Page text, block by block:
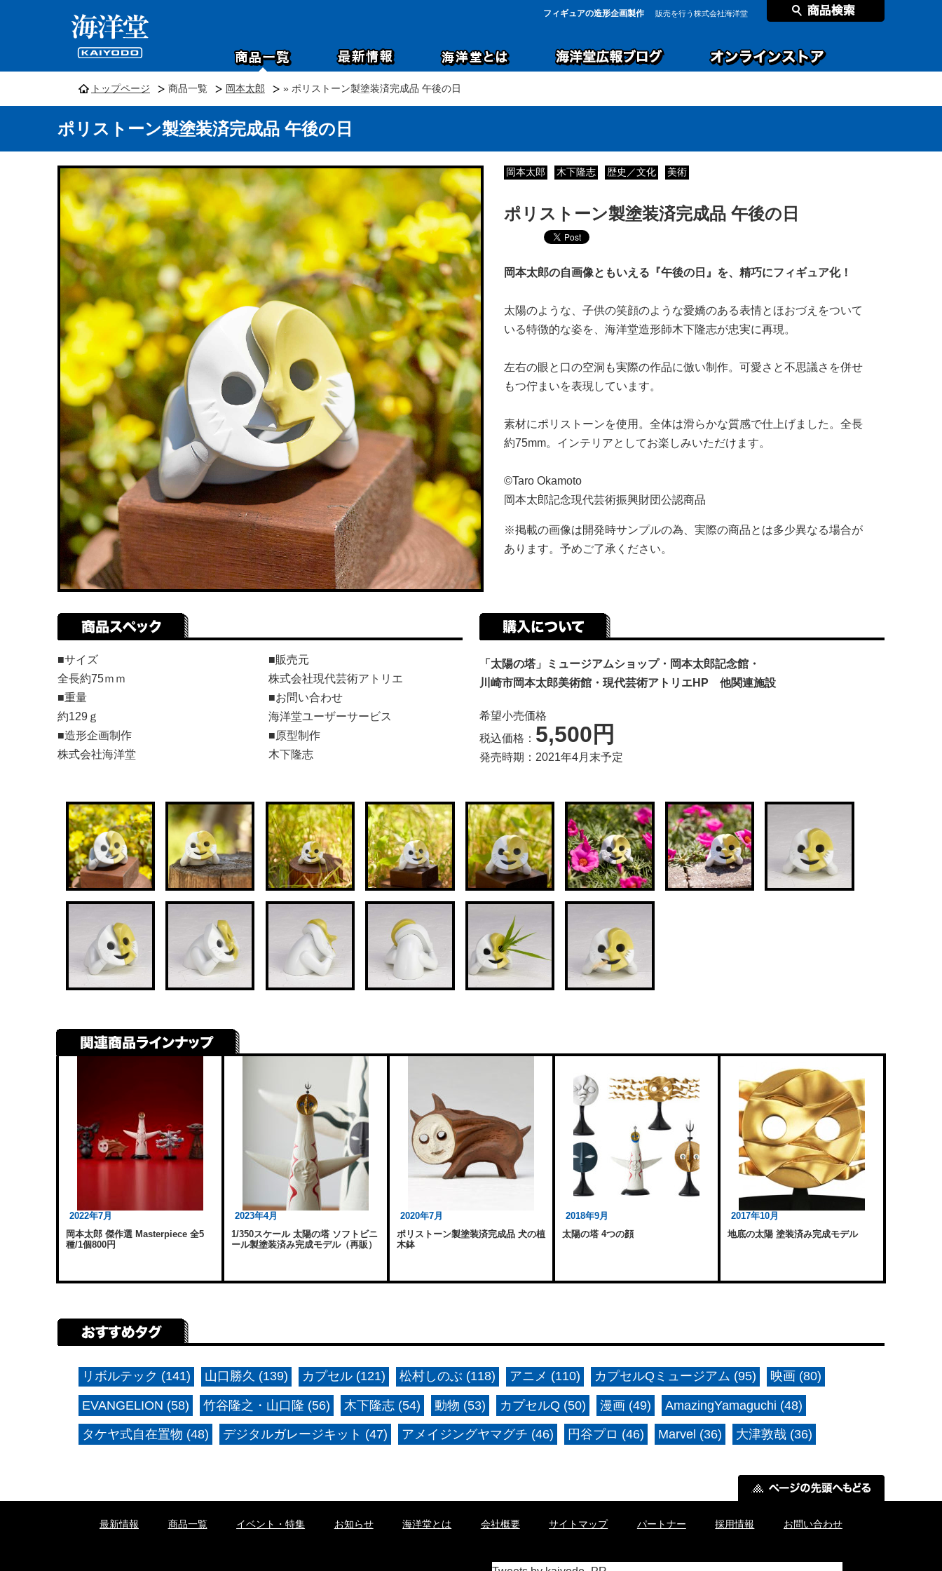
フィギュアの造形企画製作 販売を行う株式会社海洋堂
トップページ 商品一覧 岡本太郎 » ポリストーン製塗装済完成品 午後の日
ポリストーン製塗装済完成品 午後の日
岡本太郎 木下隆志 歴史／文化 美術
ポリストーン製塗装済完成品 午後の日
岡本太郎の自画像ともいえる『午後の日』を、精巧にフィギュア化！
太陽のような、子供の笑顔のような愛嬌のある表情とほおづえをついて
いる特徴的な姿を、海洋堂造形師木下隆志が忠実に再現。
左右の眼と口の空洞も実際の作品に倣い制作。可愛さと不思議さを併せ
もつ佇まいを表現しています。
素材にポリストーンを使用。全体は滑らかな質感で仕上げました。全長
約75mm。インテリアとしてお楽しみいただけます。
©Taro Okamoto
岡本太郎記念現代芸術振興財団公認商品
※掲載の画像は開発時サンプルの為、実際の商品とは多少異なる場合が
あります。予めご了承ください。
■サイズ
全長約75ｍｍ
■重量
約129ｇ
■造形企画制作
株式会社海洋堂
■販売元
株式会社現代芸術アトリエ
■お問い合わせ
海洋堂ユーザーサービス
■原型制作
木下隆志
「太陽の塔」ミュージアムショップ・岡本太郎記念館・
川崎市岡本太郎美術館・現代芸術アトリエHP 他関連施設
希望小売価格
税込価格： 5,500円
発売時期：2021年4月末予定
2022年7月
岡本太郎 傑作選 Masterpiece 全5
種/1個800円
2023年4月
1/350スケール 太陽の塔 ソフトビニ
ール製塗装済み完成モデル（再販）
2020年7月
ポリストーン製塗装済完成品 犬の植
木鉢
2018年9月
太陽の塔 4つの顔
2017年10月
地底の太陽 塗装済み完成モデル
リボルテック (141) 山口勝久 (139) カプセル (121) 松村しのぶ (118) アニメ (110) カプセルQミュージアム (95) 映画 (80)
EVANGELION (58) 竹谷隆之・山口隆 (56) 木下隆志 (54) 動物 (53) カプセルQ (50) 漫画 (49) AmazingYamaguchi (48)
タケヤ式自在置物 (48) デジタルガレージキット (47) アメイジングヤマグチ (46) 円谷プロ (46) Marvel (36) 大津敦哉 (36)
最新情報 商品一覧 イベント・特集 お知らせ 海洋堂とは 会社概要 サイトマップ パートナー 採用情報 お問い合わせ